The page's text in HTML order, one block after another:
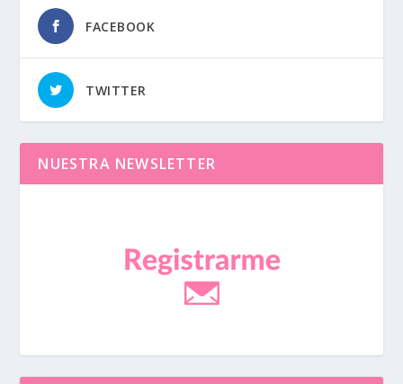
FACEBOOK
TWITTER
NUESTRA NEWSLETTER